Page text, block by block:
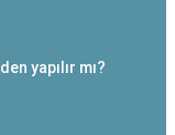
yapılır mı?